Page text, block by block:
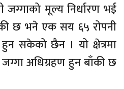
जग्गाको मूल्य निर्धारण भई
छ भने एक सय ६५ रोपनी
सकेको छैन । यो क्षेत्रमा
अधिग्रहण हुन बाँकी छ